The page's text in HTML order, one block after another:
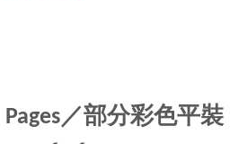
Pages／部分彩色平裝